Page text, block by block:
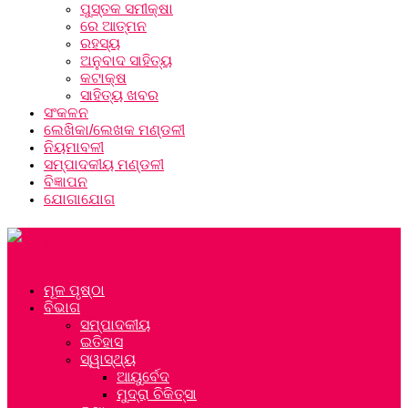
ପୁସ୍ତକ ସମୀକ୍ଷା
ରେ ଆତ୍ମନ
ରହସ୍ୟ
ଅନୁବାଦ ସାହିତ୍ୟ
କଟାକ୍ଷ
ସାହିତ୍ୟ ଖବର
ସଂକଳନ
ଲେଖିକା/ଲେଖକ ମଣ୍ଡଳୀ
ନିୟମାବଳୀ
ସମ୍ପାଦକୀୟ ମଣ୍ଡଳୀ
ବିଜ୍ଞାପନ
ଯୋଗାଯୋଗ
ମୂଳ ପୃଷ୍ଠା
ବିଭାଗ
ସମ୍ପାଦକୀୟ
ଇତିହାସ
ସ୍ୱାସ୍ଥ୍ୟ
ଆୟୁର୍ବେଦ
ମୁଦ୍ରା ଚିକିତ୍ସା